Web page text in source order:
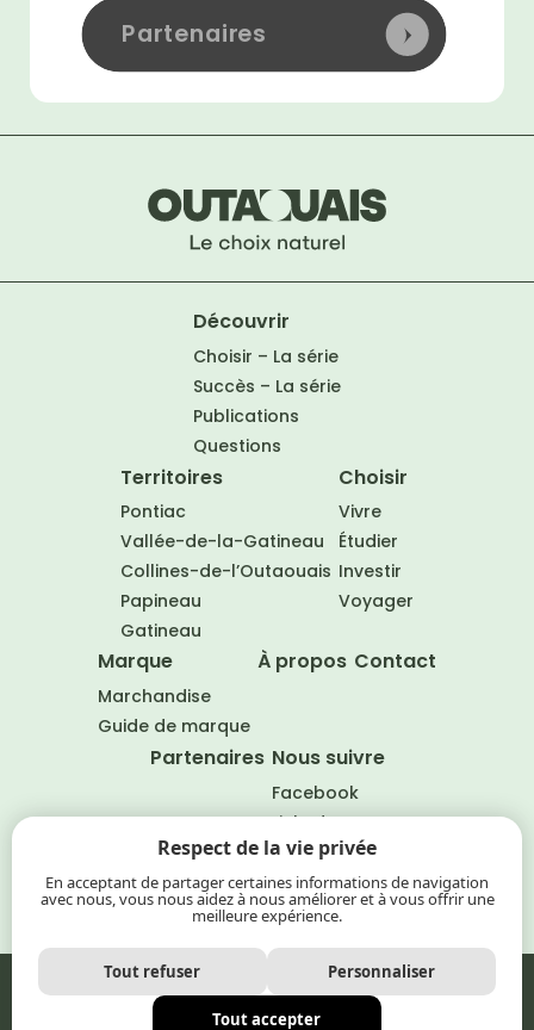
Partenaires
Découvrir
Choisir – La série
Succès – La série
Publications
Questions
Territoires
Pontiac
Vallée-de-la-Gatineau
Collines-de-l’Outaouais
Papineau
Gatineau
Choisir
Vivre
Étudier
Investir
Voyager
Marque
Marchandise
Guide de marque
À propos Contact
Partenaires Nous suivre
Facebook
LinkedIn
EN
Outaouais, le choix naturel © 2026 Politique de confidentialité
Respect de la vie privée
En acceptant de partager certaines informations de navigation
avec nous, vous nous aidez à nous améliorer et à vous offrir une
meilleure expérience.
Tout refuser Personnaliser
Tout accepter